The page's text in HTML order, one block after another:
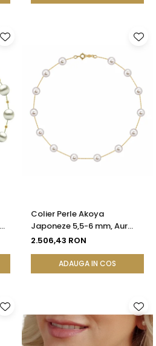
Colier Perle Akoya
Japoneze 5,5-6 mm, Aur
Galben 14K | KASKADDA®
2.506,43 RON
ADAUGA IN COS